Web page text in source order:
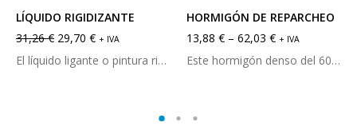
LÍQUIDO RIGIDIZANTE
31,26€ 29,70 € + IVA
El líquido ligante o pintura rigidizadora se utiliza en superficies revestidas con manta de fibra cerámica para así endurecerla y protegerla de una posible erosión por el flujo de gases a alta velocidad y temperatura.
HORMIGÓN DE REPARCHEO
13,88 € – 62,03 € + IVA
Este hormigón denso del 60% de alúmina, en base andalucita, se caracteriza por su alta refractariedad, buen comportamiento frente al choque térmico y anti-impregnación de escorias y metales. Se puede aplicar en la reparación de casi todo tipo de instalaciones térmicas de media-alta solicitud. Su modo de empleo es muy fácil y práctico, pues se aplica mediante paleta o parcheo manual.